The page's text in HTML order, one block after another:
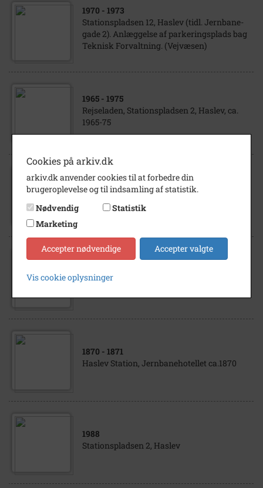
1970 - 1973
Stationspladsen 12, Haslev (tidl. Jernbane-
gade 2). Anlæggelse af parkeringsplads bag
Teknisk Forvaltning. (Vejvæsen)
1965 - 1975
Rejseladen, Stationspladsen 2, Haslev, ca.
1965-75
1986
Stationspladsen, Haslev .1986 Set fra
Stationspladsen 1 2. Haslev postkontor, på...
1981
installeret i Sjællandske Bank A/S,
1870 - 1871
Haslev Station, Jernbanehotellet ca.1870
1988
Stationspladsen 2, Haslev
Cookies på arkiv.dk
arkiv.dk anvender cookies til at forbedre din
brugeroplevelse og til indsamling af statistik.
Nødvendig
Statistik
Marketing
Accepter nødvendige Accepter valgte
Vis cookie oplysninger